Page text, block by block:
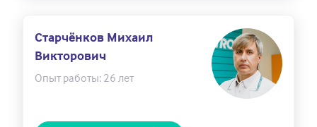
Старчёнков Михаил
Викторович
Опыт работы: 26 лет